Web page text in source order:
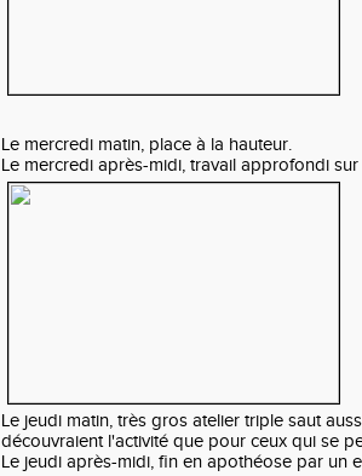
Le mercredi matin, place à la hauteur.
Le mercredi après-midi, travail approfondi
Le jeudi matin, très gros atelier triple saut
découvraient l'activité que pour ceux qui se
Le jeudi après-midi, fin en apothéose par un